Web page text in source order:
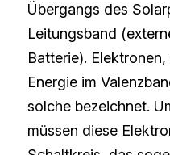
Übergangs des
Leitungsband
Batterie).
Energie im
solche bezeichnet.
müssen diese